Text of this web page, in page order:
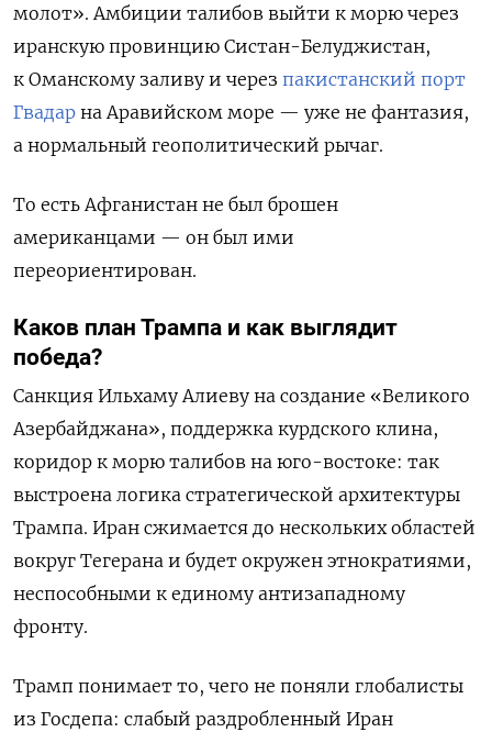
молот». Амбиции талибов выйти к морю через
иранскую провинцию Систан-Белуджистан,
к Оманскому заливу и через пакистанский порт
Гвадар на Аравийском море — уже не фантазия,
а нормальный геополитический рычаг.
То есть Афганистан не был брошен
американцами — он был ими
переориентирован.
Каков план Трампа и как выглядит
победа?
Санкция Ильхаму Алиеву на создание «Великого
Азербайджана», поддержка курдского клина,
коридор к морю талибов на юго-востоке: так
выстроена логика стратегической архитектуры
Трампа. Иран сжимается до нескольких областей
вокруг Тегерана и будет окружен этнократиями,
неспособными к единому антизападному
фронту.
Трамп понимает то, чего не поняли глобалисты
из Госдепа: слабый раздробленный Иран